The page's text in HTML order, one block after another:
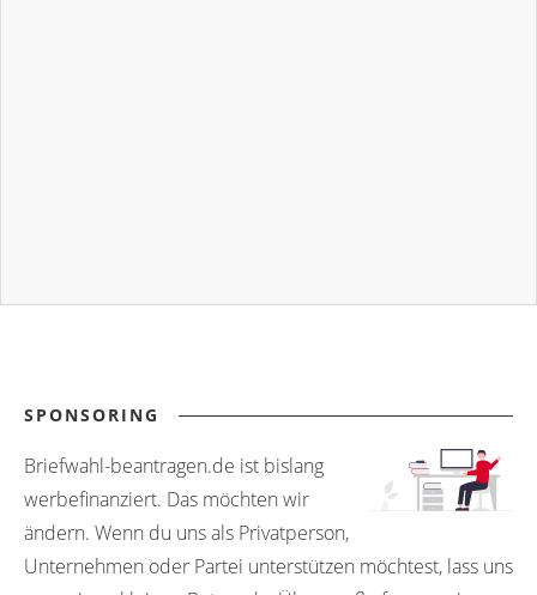
SPONSORING
Briefwahl-beantragen.de ist bislang
werbefinanziert. Das möchten wir
ändern. Wenn du uns als Privatperson,
Unternehmen oder Partei unterstützen möchtest, lass uns